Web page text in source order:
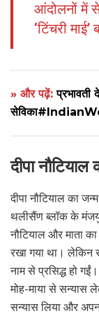
आंदोलनों में
‘टिंचरी माई’
» और पढ़ें:प्रभावती
दीपा
दीपा नौटियाल का
थलीसैंण ब्लॉक के
नौटियाल और माता
रखा गया था। लेकिन
नाम से प्रसिद्ध हो
मोह-माया से सन्यास
सन्यास लिया और